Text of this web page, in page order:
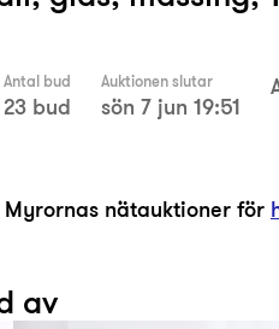
Antal bud
23 bud
Auktionen slutar
sön 7 jun 19:51
nätauktioner för
av